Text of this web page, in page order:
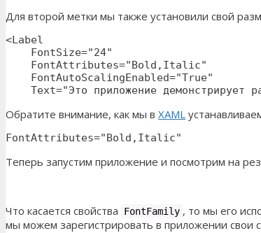
Для второй метки мы также установили свой
<Label
    FontSize="24"
    FontAttributes="Bold,Italic"
    FontAutoScalingEnabled="True"
Text="Это приложение демонстрирует
Обратите внимание, как мы в XAML
FontAttributes="Bold,Italic"
Теперь запустим приложение и посмотрим на
Что касается свойства FontFamily , то мы его
мы можем зарегистрировать в приложении свои